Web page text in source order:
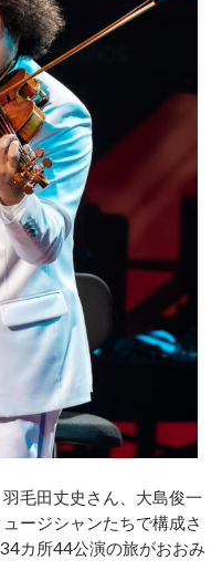
毛田丈史さん、大島俊一
ージシャンたちで構成さ
カ所44公演の旅がおおみ